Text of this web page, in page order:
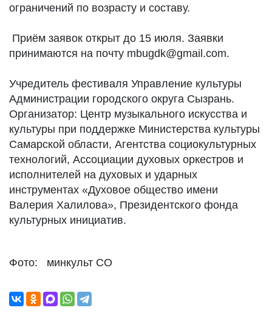
ограничений по возрасту и составу.
Приём заявок открыт до 15 июля. Заявки
принимаются на почту mbugdk@gmail.com.
Учредитель фестиваля Управление культуры
Администрации городского округа Сызрань.
Организатор: Центр музыкального искусства и
культуры при поддержке Министерства культуры
Самарской области, Агентства социокультурных
технологий, Ассоциации духовых оркестров и
исполнителей на духовых и ударных
инструментах «Духовое общество имени
Валерия Халилова», Президентского фонда
культурных инициатив.
Фото: минкульт СО